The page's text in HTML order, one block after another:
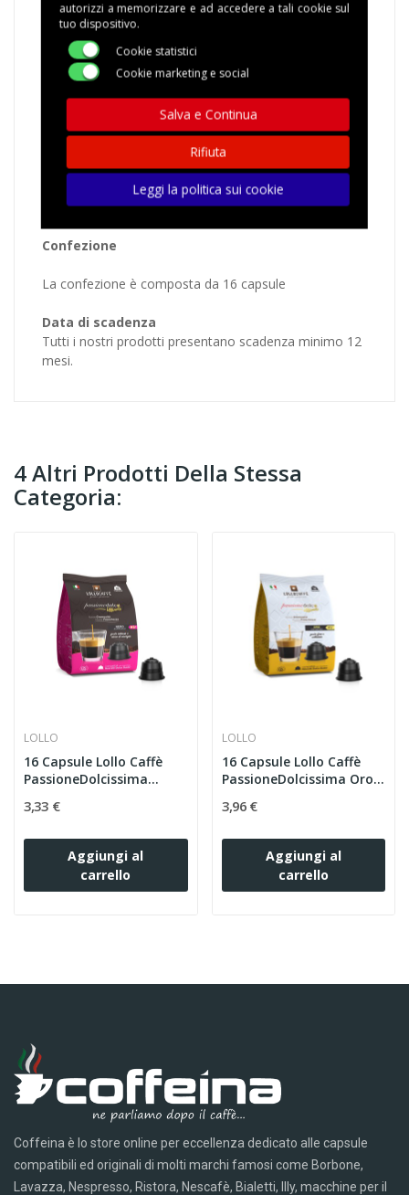
16 Capsule caffè Lollo Passione Dolce compatibili
macchine Nescafè Dolce Gusto
Una miscela di caffè dal gusto pieno, forte e cremoso
per un espresso sincero, corposo e tradizionale. Una
pausa decisa e dalla forte personalità, durante la quale
immergersi nelle intense note tostate e
nell’inconfondibile crema Lollo Caffè.
Confezione
La confezione è composta da 16 capsule
Data di scadenza
Tutti i nostri prodotti presentano scadenza minimo 12
mesi.
4 Altri Prodotti Della Stessa
Categoria:
LOLLO
16 Capsule Lollo Caffè
PassioneDolcissima
3,33 €
Aggiungi al
carrello
LOLLO
16 Capsule Lollo Caffè
PassioneDolcissima Oro...
3,96 €
Aggiungi al
carrello
Coffeina è lo store online per eccellenza dedicato alle capsule
compatibili ed originali di molti marchi famosi come Borbone,
Lavazza, Nespresso, Ristora, Nescafè, Bialetti, Illy, macchine per il
autorizzi a memorizzare e ad accedere a tali cookie sul
tuo dispositivo.
Cookie statistici
Cookie marketing e social
Salva e Continua
Rifiuta
Leggi la politica sui cookie